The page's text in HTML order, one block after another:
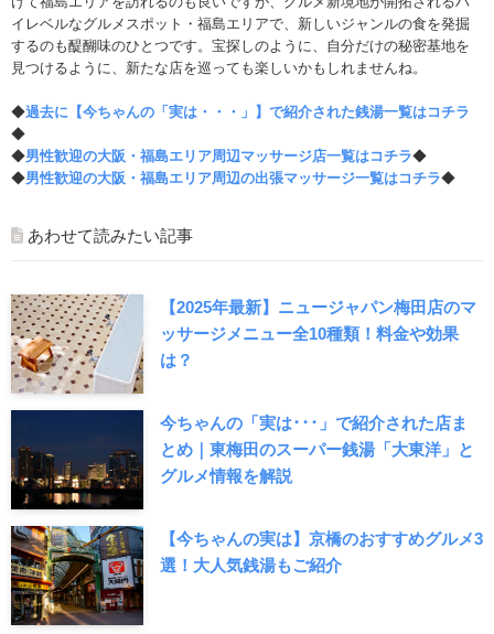
イレベルなグルメスポット・福島エリアで、新しいジャンルの食を発掘
するのも醍醐味のひとつです。宝探しのように、自分だけの秘密基地を
見つけるように、新たな店を巡っても楽しいかもしれませんね。
◆過去に【今ちゃんの「実は・・・」】で紹介された銭湯一覧はコチラ
◆
◆男性歓迎の大阪・福島エリア周辺マッサージ店一覧はコチラ◆
◆男性歓迎の大阪・福島エリア周辺の出張マッサージ一覧はコチラ◆
あわせて読みたい記事
【2025年最新】ニュージャパン梅田店のマ
ッサージメニュー全10種類！料金や効果
は？
今ちゃんの「実は･･･」で紹介された店ま
とめ｜東梅田のスーパー銭湯「大東洋」と
グルメ情報を解説
【今ちゃんの実は】京橋のおすすめグルメ3
選！大人気銭湯もご紹介